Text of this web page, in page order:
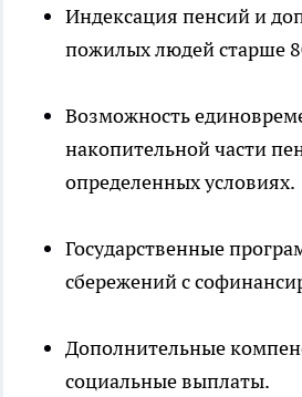
Индексация пенсий и
пожилых людей старше
Возможность
накопительной части
определенных условиях.
Государственные
сбережений с
Дополнительные
социальные выплаты.